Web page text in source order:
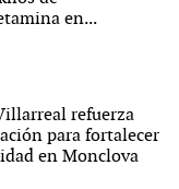
en...
refuerza
para fortalecer
en Monclova